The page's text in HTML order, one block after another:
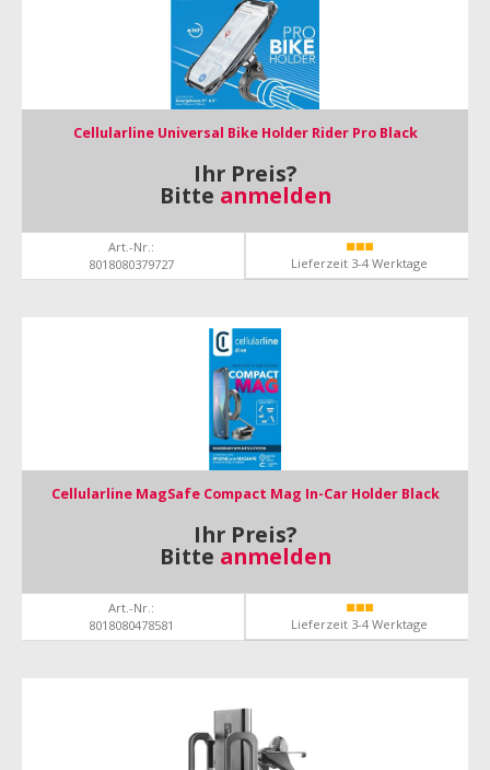
Cellularline Universal Bike Holder Rider Pro Black
Ihr Preis?
Bitte anmelden
Art.-Nr.:
8018080379727
Lieferzeit 3-4 Werktage
Cellularline MagSafe Compact Mag In-Car Holder Black
Ihr Preis?
Bitte anmelden
Art.-Nr.:
8018080478581
Lieferzeit 3-4 Werktage